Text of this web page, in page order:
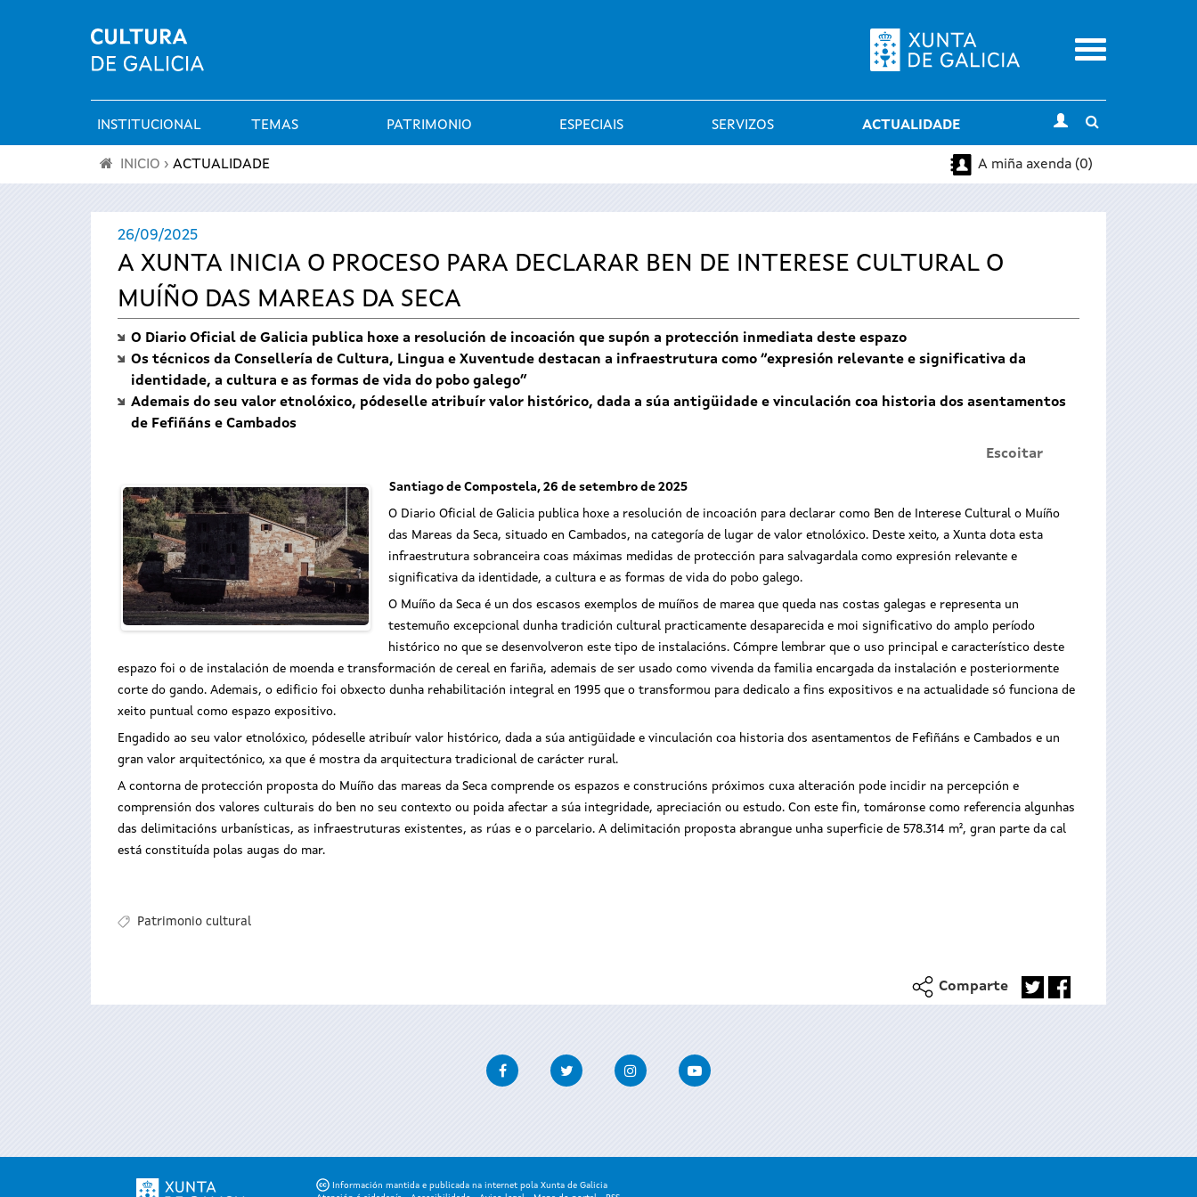
Menu
Menú
principal
INSTITUCIONAL TEMAS PATRIMONIO ESPECIAIS SERVIZOS ACTUALIDADE
search
está
INICIO › ACTUALIDADE A miña axenda (0)
26/09/2025
A XUNTA INICIA O PROCESO PARA DECLARAR BEN DE INTERESE CULTURAL O
MUÍÑO DAS MAREAS DA SECA
O Diario Oficial de Galicia publica hoxe a resolución de incoación que supón a protección inmediata deste espazo
Os técnicos da Consellería de Cultura, Lingua e Xuventude destacan a infraestrutura como “expresión relevante e significativa da
identidade, a cultura e as formas de vida do pobo galego”
Ademais do seu valor etnolóxico, pódeselle atribuír valor histórico, dada a súa antigüidade e vinculación coa historia dos asentamentos
de Fefiñáns e Cambados
Escoitar
Santiago de Compostela, 26 de setembro de 2025
O Diario Oficial de Galicia publica hoxe a resolución de incoación para declarar como Ben de Interese Cultural o Muíño
das Mareas da Seca, situado en Cambados, na categoría de lugar de valor etnolóxico. Deste xeito, a Xunta dota esta
infraestrutura sobranceira coas máximas medidas de protección para salvagardala como expresión relevante e
significativa da identidade, a cultura e as formas de vida do pobo galego.
O Muíño da Seca é un dos escasos exemplos de muíños de marea que queda nas costas galegas e representa un
testemuño excepcional dunha tradición cultural practicamente desaparecida e moi significativo do amplo período
histórico no que se desenvolveron este tipo de instalacións. Cómpre lembrar que o uso principal e característico deste
espazo foi o de instalación de moenda e transformación de cereal en fariña, ademais de ser usado como vivenda da familia encargada da instalación e posteriormente
corte do gando. Ademais, o edificio foi obxecto dunha rehabilitación integral en 1995 que o transformou para dedicalo a fins expositivos e na actualidade só funciona de
xeito puntual como espazo expositivo.
Engadido ao seu valor etnolóxico, pódeselle atribuír valor histórico, dada a súa antigüidade e vinculación coa historia dos asentamentos de Fefiñáns e Cambados e un
gran valor arquitectónico, xa que é mostra da arquitectura tradicional de carácter rural.
A contorna de protección proposta do Muíño das mareas da Seca comprende os espazos e construcións próximos cuxa alteración pode incidir na percepción e
comprensión dos valores culturais do ben no seu contexto ou poida afectar a súa integridade, apreciación ou estudo. Con este fin, tomáronse como referencia algunhas
das delimitacións urbanísticas, as infraestruturas existentes, as rúas e o parcelario. A delimitación proposta abrangue unha superficie de 578.314 m², gran parte da cal
está constituída polas augas do mar.
Patrimonio cultural
Comparte
FacebookTwitter InstagramYoutube
Información mantida e publicada na internet pola Xunta de Galicia